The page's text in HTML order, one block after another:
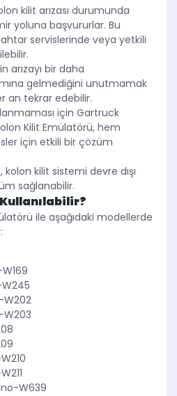
kilit arızası durumunda
yoluna başvururlar. Bu
servislerinde veya yetkili
arızayı bir daha
gelmediğini unutmamak
an tekrar edebilir.
için Gartruck
Kilit Emülatörü, hem
için etkili bir çözüm
kilit sistemi devre dışı
sağlanabilir.
ile aşağıdaki modellerde
W202
W639